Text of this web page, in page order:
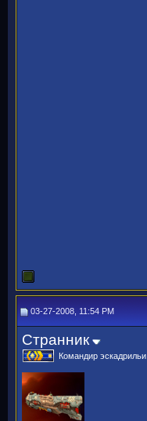
03-27-2008, 11:54 PM
Странник
Командир эскадрильи